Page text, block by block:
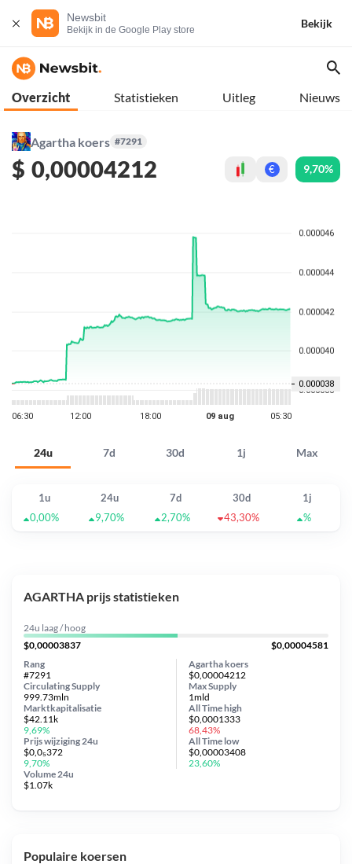
Newsbit
Bekijk in de Google Play store
Bekijk
Overzicht Statistieken Uitleg Nieuws
Agartha koers #7291
$ 0,00004212 € 9,70%
24u 7d 30d 1j Max
1u 24u 7d 30d
1j
0,00%
9,70% 2,70% 43,30% %
AGARTHA prijs statistieken
24u laag / hoog
$0,00003837
$0,00004581
Agartha koers
$0,00004212
Circulating Supply
999.73mln
Prijs wijziging 24u
$0,0₅372
9,70%
Max Supply
1mld
Marktkapitalisatie
$42.11k
9,69%
Volume 24u
$1.07k
Rang
#7291
All Timehigh
$0,0001333
68,43%
All Time low
$0,00003408
23,60%
Populaire koersen